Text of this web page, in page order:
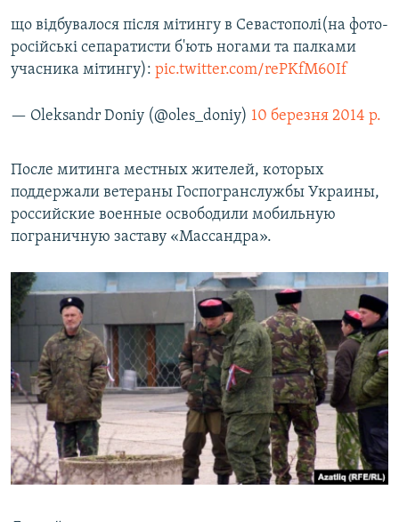
що відбувалося після мітингу в Севастополі(на фото-
російські сепаратисти б'ють ногами та палками
учасника мітингу): pic.twitter.com/rePKfM60If
— Oleksandr Doniy (@oles_doniy) 10 березня 2014 р.
После митинга местных жителей, которых
поддержали ветераны Госпогранслужбы Украины,
российские военные освободили мобильную
пограничную заставу «Массандра».